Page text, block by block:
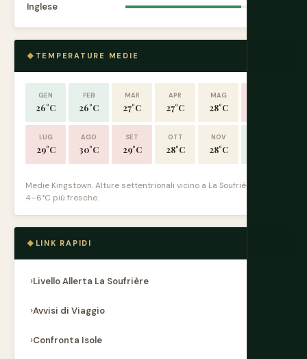
Inglese
TEMPERATURE MEDIE
GEN
26°C
FEB
26°C
MAR
27°C
APR
27°C
MAG
28°C
LUG
29°C
AGO
30°C
SET
29°C
OTT
28°C
NOV
28°C
Medie Kingstown. Alture settentrionali vicino a La Soufrière sono
4–6°C più fresche.
LINK RAPIDI
Livello Allerta La Soufrière
Avvisi di Viaggio
Confronta Isole